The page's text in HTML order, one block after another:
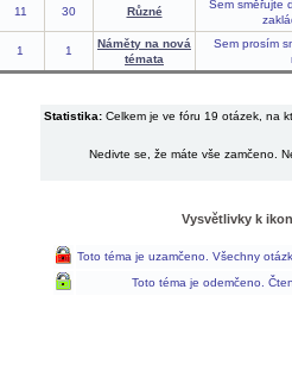
11 30 Různé
Sem směřujte
1 1
Náměty na nov
témata
Sem prosím
Statistika: Celkem je ve fóru 19 otázek, na
Nedivte se, že máte vše zamčeno.
Vysvětlivky k
Toto téma je uzamčeno. Všechny
Toto téma je odemčeno.